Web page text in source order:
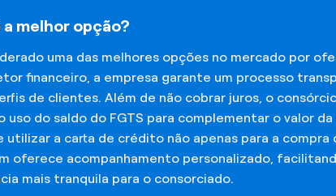
melhor opção?
uma das melhores opções no mercado por
financeiro, a empresa garante um processo
de clientes. Além de não cobrar juros, o
do saldo do FGTS para complementar o valor
a carta de crédito não apenas para a compra
oferece acompanhamento personalizado,
mais tranquila para o consorciado.